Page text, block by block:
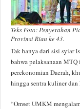
Teks Foto: Penyerahan
Provinsi Riau ke 43.
Tak hanya dari sisi syiar
bahwa pelaksanaan
perekonomian Daerah,
hingga sentra kuliner
“Omset UMKM